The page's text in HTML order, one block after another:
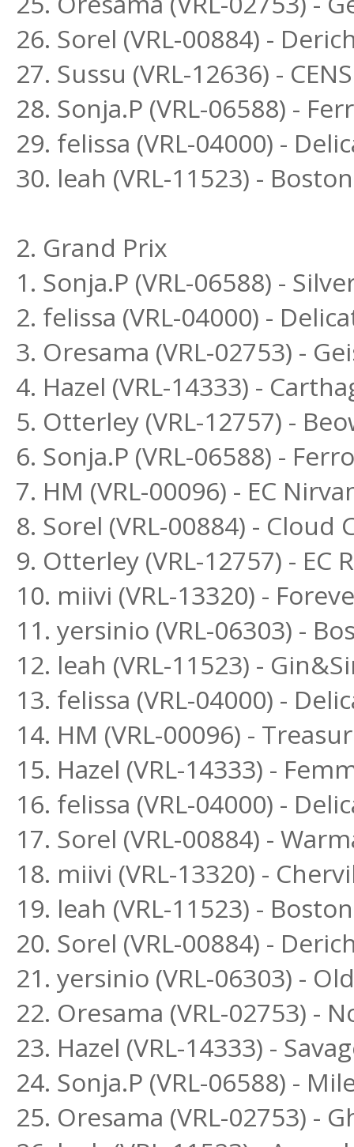
26. Sorel (VRL-00884) -
27. Sussu (VRL-12636) -
28. Sonja.P (VRL-06588) -
29. felissa (VRL-04000) -
30. leah (VRL-11523) -
2. Grand Prix
1. Sonja.P (VRL-06588) -
2. felissa (VRL-04000) -
3. Oresama (VRL-02753) -
4. Hazel (VRL-14333) -
5. Otterley (VRL-12757) -
6. Sonja.P (VRL-06588) -
7. HM (VRL-00096) - EC
8. Sorel (VRL-00884) - Cloud
9. Otterley (VRL-12757) - EC
10. miivi (VRL-13320) -
11. yersinio (VRL-06303) -
12. leah (VRL-11523) -
13. felissa (VRL-04000) -
14. HM (VRL-00096) -
15. Hazel (VRL-14333) -
16. felissa (VRL-04000) -
17. Sorel (VRL-00884) -
18. miivi (VRL-13320) -
19. leah (VRL-11523) -
20. Sorel (VRL-00884) -
21. yersinio (VRL-06303) -
22. Oresama (VRL-02753) -
23. Hazel (VRL-14333) -
24. Sonja.P (VRL-06588) -
25. Oresama (VRL-02753) -